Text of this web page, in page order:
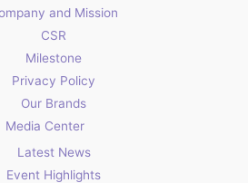
and Mission
CSR
Milestone
Privacy Policy
Our Brands
Media Center
Latest News
Event Highlights